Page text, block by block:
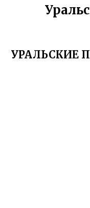
УРАЛЬСКИЕ